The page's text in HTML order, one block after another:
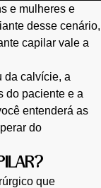
e mulheres e
desse cenário,
capilar vale a
da calvície, a
do paciente e a
entenderá as
do
que